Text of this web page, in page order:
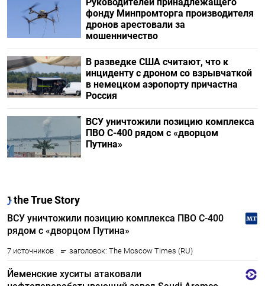
фонду Минпромторга производителя
дронов арестовали за
мошенничество
В разведке США считают, что к
инциденту с дроном со взрывчаткой
в немецком аэропорту причастна
Россия
ВСУ уничтожили позицию комплекса
ПВО С-400 рядом с «дворцом
Путина»